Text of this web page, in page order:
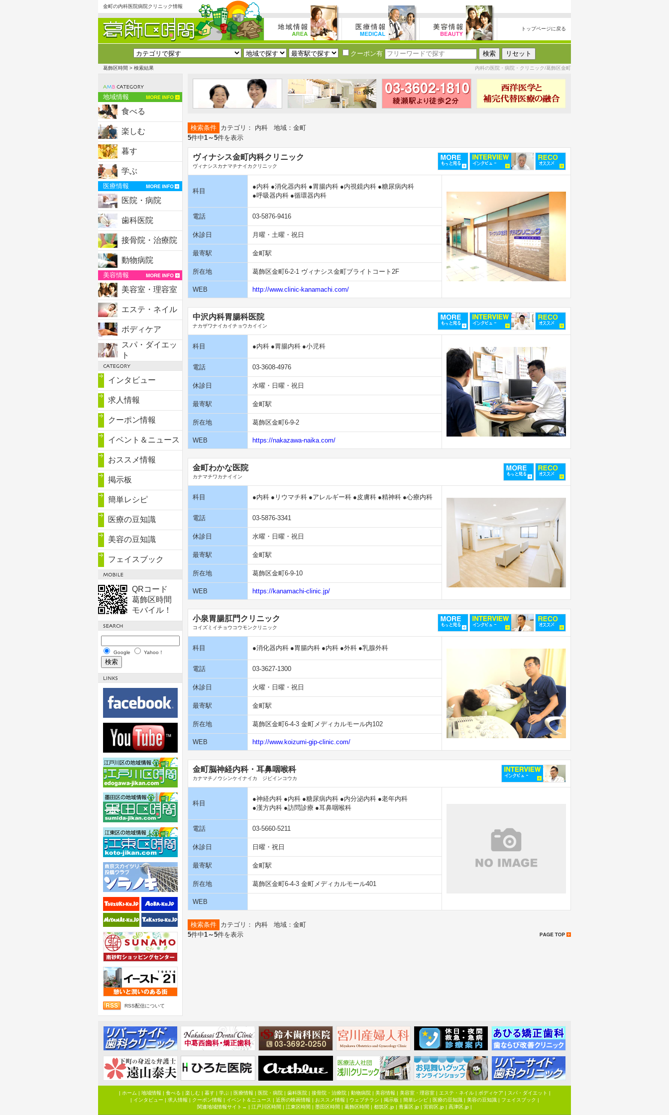
金町の内科医院病院クリニック情報
トップページに戻る
クーポン有
葛飾区時間 > 検索結果 内科の医院・病院・クリニック/葛飾区金町
地域情報
食べる
楽しむ
暮す
学ぶ
医療情報
医院・病院
歯科医院
接骨院・治療院
動物病院
美容情報
美容室・理容室
エステ・ネイル
ボディケア
スパ・ダイエッ
ト
インタビュー
求人情報
クーポン情報
イベント＆ニュース
おススメ情報
掲示板
簡単レシピ
医療の豆知識
美容の豆知識
フェイスブック
QRコード
葛飾区時間
モバイル！
Google Yahoo！
RSS配信について
検索条件 カテゴリ： 内科 地域：金町
5件中1～5件を表示
ヴィナシス金町内科クリニック
ヴィナシスカナマチナイカクリニック
科目
●内科 ●消化器内科 ●胃腸内科 ●内視鏡内科 ●糖尿病内科
●呼吸器内科 ●循環器内科
電話 03-5876-9416
休診日 月曜・土曜・祝日
最寄駅 金町駅
所在地 葛飾区金町6-2-1 ヴィナシス金町ブライトコート2F
WEB http://www.clinic-kanamachi.com/
中沢内科胃腸科医院
ナカザワナイカイチョウカイイン
科目 ●内科 ●胃腸内科 ●小児科
電話 03-3608-4976
休診日 水曜・日曜・祝日
最寄駅 金町駅
所在地 葛飾区金町6-9-2
WEB https://nakazawa-naika.com/
金町わかな医院
カナマチワカナイイン
科目 ●内科 ●リウマチ科 ●アレルギー科 ●皮膚科 ●精神科 ●心療内科
電話 03-5876-3341
休診日 水曜・日曜・祝日
最寄駅 金町駅
所在地 葛飾区金町6-9-10
WEB https://kanamachi-clinic.jp/
小泉胃腸肛門クリニック
コイズミイチョウコウモンクリニック
科目 ●消化器内科 ●胃腸内科 ●内科 ●外科 ●乳腺外科
電話 03-3627-1300
休診日 火曜・日曜・祝日
最寄駅 金町駅
所在地 葛飾区金町6-4-3 金町メディカルモール内102
WEB http://www.koizumi-gip-clinic.com/
金町脳神経内科・耳鼻咽喉科
カナマチノウシンケイナイカ ジビインコウカ
科目
●神経内科 ●内科 ●糖尿病内科 ●内分泌内科 ●老年内科
●漢方内科 ●訪問診療 ●耳鼻咽喉科
電話 03-5660-5211
休診日 日曜・祝日
最寄駅 金町駅
所在地 葛飾区金町6-4-3 金町メディカルモール401
WEB
検索条件 カテゴリ： 内科 地域：金町
5件中1～5件を表示
| ホーム | 地域情報 | 食べる | 楽しむ| 暮す| 学ぶ| 医療情報 | 医院・病院| 歯科医院| 接骨院・治療院| 動物病院| 美容情報 | 美容室・理容室| エステ・ネイル| ボディケア | スパ・ダイエット |
| インタビュー | 求人情報 | クーポン情報 | イベント＆ニュース | 近所の映画情報 | おススメ情報 | ウェブチラシ | 掲示板 | 簡単レシピ| 医療の豆知識| 美容の豆知識| フェイスブック |
関連地域情報サイト→ | 江戸川区時間 | 江東区時間 | 墨田区時間 | 葛飾区時間 | 都筑区.jp | 青葉区.jp | 宮前区.jp | 高津区.jp |